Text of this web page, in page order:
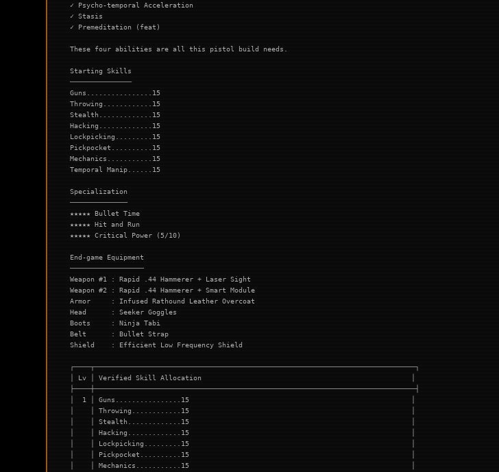
✓ Psycho-temporal Acceleration
✓ Stasis
✓ Premeditation (feat)
These four abilities are all this pistol build needs.
Starting Skills
───────────────
Guns................15
Throwing............15
Stealth.............15
Hacking.............15
Lockpicking.........15
Pickpocket..........15
Mechanics...........15
Temporal Manip......15
Specialization
──────────────
★★★★★ Bullet Time
★★★★★ Hit and Run
★★★★★ Critical Power (5/10)
End-game Equipment
──────────────────
Weapon #1 : Rapid .44 Hammerer + Laser Sight
Weapon #2 : Rapid .44 Hammerer + Smart Module
Armor     : Infused Rathound Leather Overcoat
Head      : Seeker Goggles
Boots     : Ninja Tabi
Belt      : Bullet Strap
Shield    : Efficient Low Frequency Shield
┌────┬──────────────────────────────────────────────────────────────────────────────┐
│ Lv │ Verified Skill Allocation                                                   │
├────┼──────────────────────────────────────────────────────────────────────────────┤
│  1 │ Guns................15                                                      │
│    │ Throwing............15                                                      │
│    │ Stealth.............15                                                      │
│    │ Hacking.............15                                                      │
│    │ Lockpicking.........15                                                      │
│    │ Pickpocket..........15                                                      │
│    │ Mechanics...........15                                                      │